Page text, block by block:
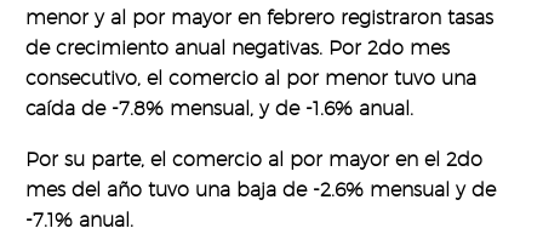
menor y al por mayor en febrero registraron tasas
de crecimiento anual negativas. Por 2do mes
consecutivo, el comercio al por menor tuvo una
caída de -7.8% mensual, y de -1.6% anual.
Por su parte, el comercio al por mayor en el 2do
mes del año tuvo una baja de -2.6% mensual y de
-7.1% anual.